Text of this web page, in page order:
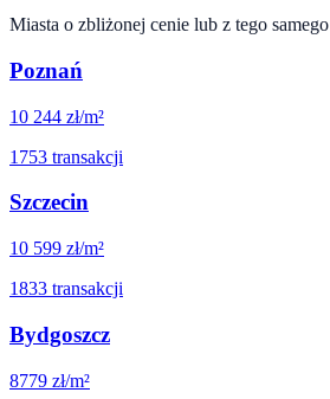
Miasta o zbliżonej cenie lub z tego
Poznań
10 244 zł/m²
1753 transakcji
Szczecin
10 599 zł/m²
1833 transakcji
Bydgoszcz
8779 zł/m²